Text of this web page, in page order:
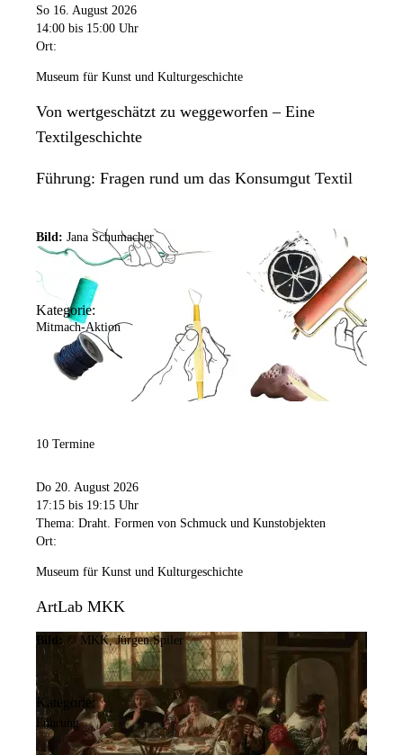
So 16. August 2026
14:00 bis 15:00 Uhr
Ort:
Museum für Kunst und Kulturgeschichte
Von wertgeschätzt zu weggeworfen – Eine
Textilgeschichte
Führung: Fragen rund um das Konsumgut Textil
Bild: Jana Schumacher
Kategorie:
Mitmach-Aktion
10 Termine
Do 20. August 2026
17:15 bis 19:15 Uhr
Thema: Draht. Formen von Schmuck und Kunstobjekten
Ort:
Museum für Kunst und Kulturgeschichte
ArtLab MKK
Bild: © MKK, Jürgen Spiler
Kategorie:
Führung